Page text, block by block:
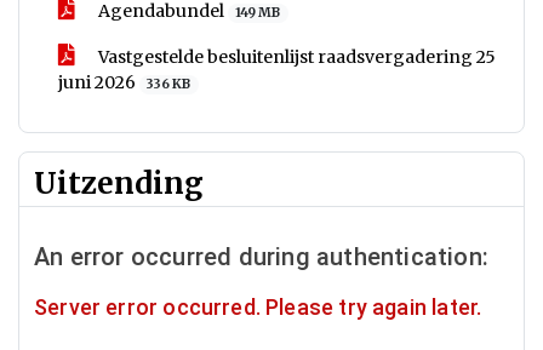
Agendabundel
149 MB
Vastgestelde besluitenlijst raadsvergadering 25
juni 2026
336 KB
Uitzending